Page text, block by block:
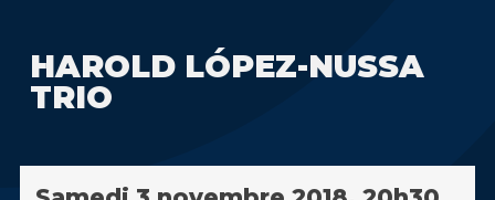
HAROLD LÓPEZ-NUSSA
TRIO